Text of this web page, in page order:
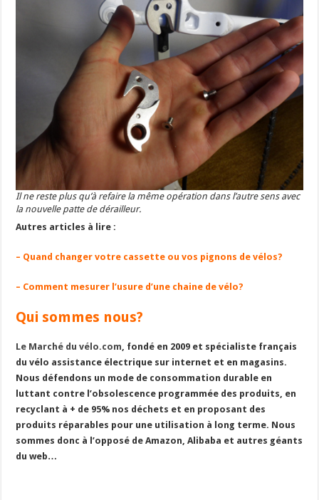
Il ne reste plus qu’à refaire la même opération dans l’autre sens avec
la nouvelle patte de dérailleur.
Autres articles à lire :
– Quand changer votre cassette ou vos pignons de vélos?
– Comment mesurer l’usure d’une chaine de vélo?
Qui sommes nous?
Le Marché du vélo.com, fondé en 2009 et spécialiste français
du vélo assistance électrique sur internet et en magasins.
Nous défendons un mode de consommation durable en
luttant contre l’obsolescence programmée des produits, en
recyclant à + de 95% nos déchets et en proposant des
produits réparables pour une utilisation à long terme. Nous
sommes donc à l’opposé de Amazon, Alibaba et autres géants
du web…